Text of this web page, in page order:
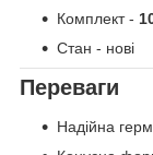
Комплект -
Стан - нові
Переваги
Надійна